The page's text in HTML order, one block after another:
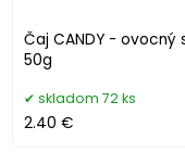
Čaj CANDY - ovocný
50g
skladom 72 ks
2.40 €